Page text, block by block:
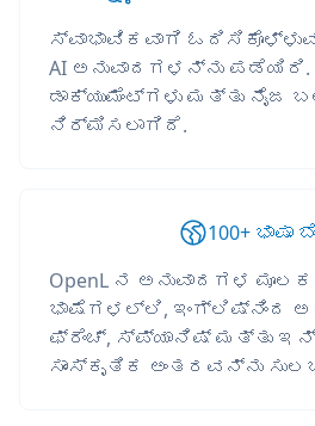
ಸ್ವಾಭಾವಿಕವಾಗಿ
AI ಅನುವಾದಗಳನ್ನು ಪಡೆಯಿರಿ.
ಡಾಕ್ಯುಮೆಂಟ್‌ಗಳು ಮತ್ತು ನೈಜ
ನಿರ್ಮಿಸಲಾಗಿದೆ.
100+ ಭಾಷಾ
OpenL ನ ಅನುವಾದಗಳ
ಭಾಷೆಗಳಲ್ಲಿ, ಇಂಗ್ಲಿಷ್‌ನಿಂದ
ಫ್ರೆಂಚ್, ಸ್ಪ್ಯಾನಿಷ್ ಮತ್ತು
ಸಾಂಸ್ಕೃತಿಕ ಅಂತರವನ್ನು